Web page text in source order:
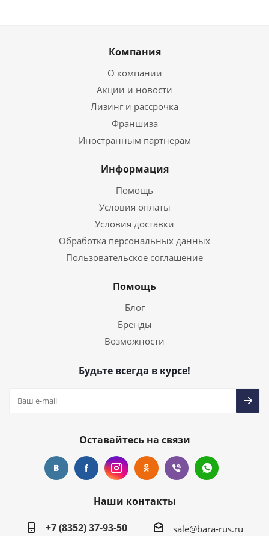
Компания
О компании
Акции и новости
Лизинг и рассрочка
Франшиза
Иностранным партнерам
Информация
Помощь
Условия оплаты
Условия доставки
Обработка персональных данных
Пользовательское соглашение
Помощь
Блог
Бренды
Возможности
Будьте всегда в курсе!
Оставайтесь на связи
Наши контакты
+7 (8352) 37-93-50
sale@bara-rus.ru